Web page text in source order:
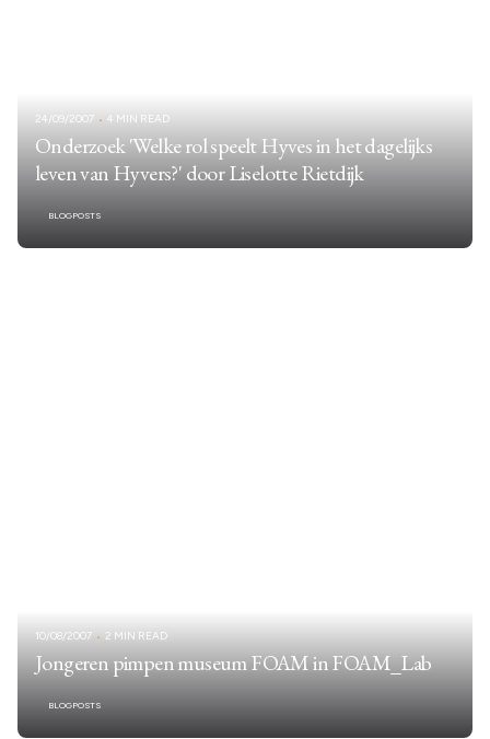
24/09/2007 4 MIN READ
Onderzoek 'Welke rol speelt Hyves in het dagelijks
leven van Hyvers?' door Liselotte Rietdijk
BLOGPOSTS
10/08/2007 2 MIN READ
Jongeren pimpen museum FOAM in FOAM_Lab
BLOGPOSTS